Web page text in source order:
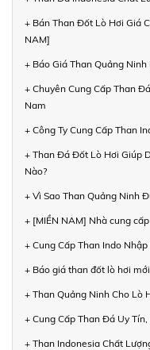
+ Bán Than Đốt Lò Hơi Giá
NAM]
+ Báo Giá Than Quảng
+ Chuyên Cung Cấp Than
Nam
+ Công Ty Cung Cấp Than
+ Than Đá Đốt Lò Hơi Giúp
Nào?
+ Vì Sao Than Quảng Ninh
+ [MIỀN NAM] Nhà cung
+ Cung Cấp Than Indo
+ Báo giá than đốt lò hơi
+ Than Quảng Ninh Cho Lò
+ Cung Cấp Than Đá Uy
+ Than Indonesia Chất